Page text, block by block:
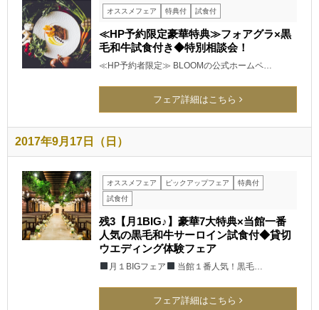
オススメフェア 特典付 試食付
≪HP予約限定豪華特典≫フォアグラ×黒
毛和牛試食付き◆特別相談会！
≪HP予約者限定≫ BLOOMの公式ホームペ…
フェア詳細はこちら
2017年9月17日（日）
オススメフェア ピックアップフェア
特典付
試食付
残3【月1BIG♪】豪華7大特典×当館一番
人気の黒毛和牛サーロイン試食付◆貸切
ウエディング体験フェア
月１BIGフェア 当館１番人気！黒毛…
フェア詳細はこちら